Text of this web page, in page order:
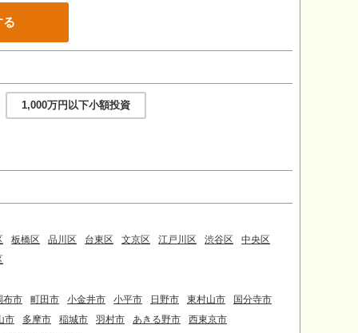
る
1,000万円以下小額投資
板橋区 品川区 台東区 文京区 江戸川区 渋谷区
中央区
布市 町田市 小金井市 小平市 日野市 東村山市
国分寺市
市
多摩市 稲城市 羽村市 あきる野市
西東京市